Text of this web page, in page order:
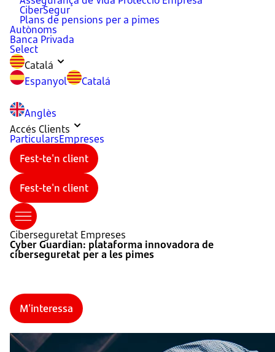
CiberSegur
Plans de pensions per a pimes
Autònoms
Banca Privada
Select
Catalá
Espanyol
Catalá
Anglès
Accés Clients
ParticularsEmpreses
Fest-te'n client
Fest-te'n client
Ciberseguretat Empreses
Cyber Guardian: plataforma innovadora de
ciberseguretat per a les pimes
M'interessa